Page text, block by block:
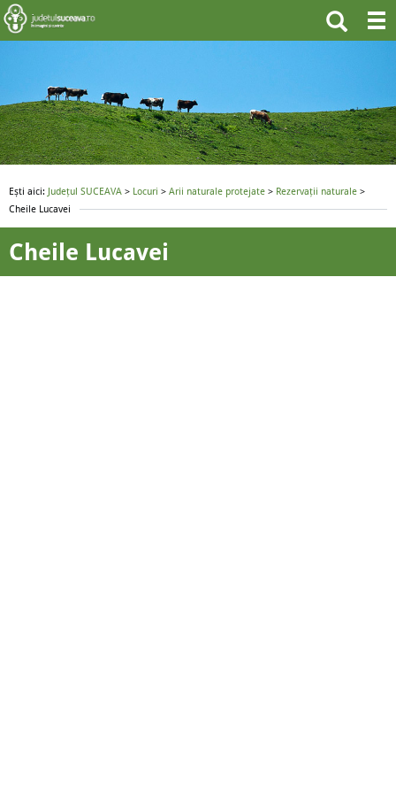
Ești aici: Județul SUCEAVA > Locuri > Arii naturale protejate > Rezervații naturale >
Cheile Lucavei
Cheile Lucavei